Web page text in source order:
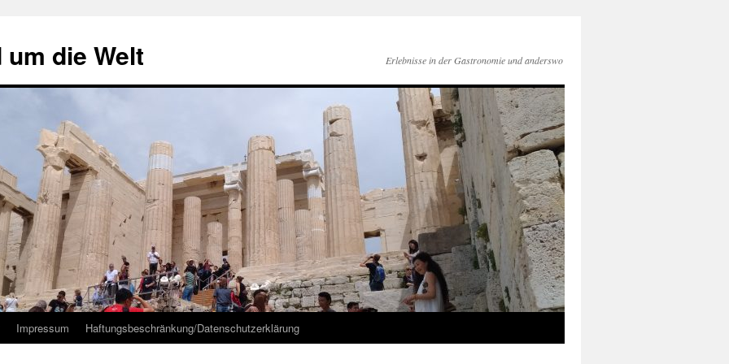
die Welt Erlebnisse in der Gastronomie und anderswo
Impressum Haftungsbeschränkung/Datenschutzerklärung